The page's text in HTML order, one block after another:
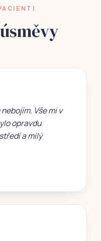
Vše mi v
opravdu
a milý